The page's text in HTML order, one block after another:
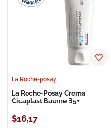
La Roche-posay
La Roche-Posay Crema
Cicaplast Baume B5+
$16,17